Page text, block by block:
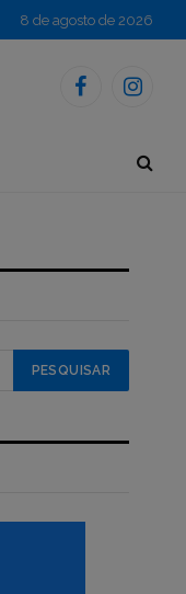
8 de agosto de 2026
Facebook